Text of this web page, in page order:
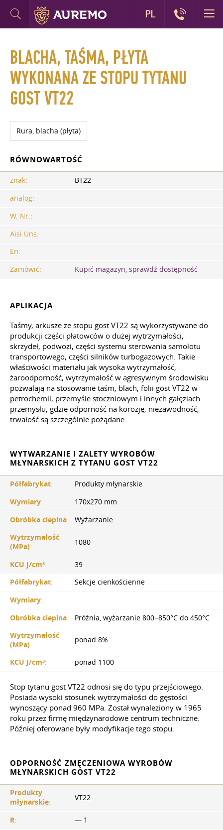
BLACHA, TAŚMA, PŁYTA
WYKONANA ZE STOPU TYTANU
GOST VT22
Rura, blacha (płyta)
RÓWNOWARTOŚĆ
znak:
BT22
analog:
W. Nr.:
Aisi Uns:
En:
Zamówić:
Kupić magazyn, sprawdź dostępność
APLIKACJA
Taśmy, arkusze ze stopu gost VT22 są wykorzystywane do
produkcji części płatowców o dużej wytrzymałości,
skrzydeł, podwozi, części systemu sterowania samolotu
transportowego, części silników turbogazowych. Takie
właściwości materiału jak wysoka wytrzymałość,
żaroodporność, wytrzymałość w agresywnym środowisku
pozwalają na stosowanie taśm, blach, folii gost VT22 w
petrochemii, przemyśle stoczniowym i innych gałęziach
przemysłu, gdzie odporność na korozję, niezawodność,
trwałość są szczególnie pożądane.
WYTWARZANIE I ZALETY WYROBÓW
MŁYNARSKICH Z TYTANU GOST VT22
Półfabrykat:
Produkty młynarskie
Wymiary:
170x270 mm
Obróbka cieplna:
Wyżarzanie
Wytrzymałość
(MPa):
1080
KCU J/cm³:
39
Półfabrykat:
Sekcje cienkościenne
Wymiary:
Obróbka cieplna:
Próżnia, wyżarzanie 800−850°С do 450°С
Wytrzymałość
(MPa):
ponad 8%
KCU J/cm³: ponad 1100
Stop tytanu gost VT22 odnosi się do typu przejściowego.
Posiada wysoki stosunek wytrzymałości do gęstości
wynoszący ponad 960 MPa. Został wynaleziony w 1965
roku przez firmę międzynarodowe centrum techniczne.
Później oferowane były modyfikacje tego stopu.
ODPORNOŚĆ ZMĘCZENIOWA WYROBÓW
MŁYNARSKICH GOST VT22
Produkty
młynarskie:
VT22
R: — 1
PL